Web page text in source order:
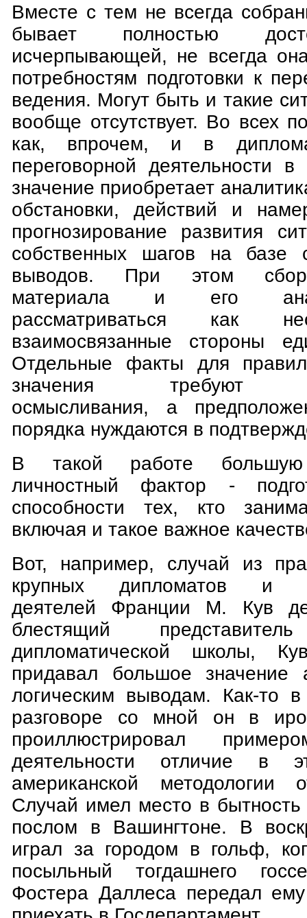
Вместе с тем не всегда
бывает полностью
исчерпывающей, не всегда
потребностям подготовки к
ведения. Могут быть и такие
вообще отсутствует. Во всех
как, впрочем, и в
переговорной деятельности
значение приобретает
обстановки, действий и
прогнозирование развития
собственных шагов на базе
выводов. При этом сбор
материала и его
рассматриваться как
взаимосвязанные стороны
Отдельные факты для
значения требуют
осмысливания, а
порядка нуждаются в
В такой работе
личностный фактор -
способности тех, кто
включая и такое важное
Вот, например, случай из
крупных дипломатов и
деятелей Франции М. Кув
блестящий
дипломатической школы,
придавал большое значение
логическим выводам. Как-то
разговоре со мной он в
проиллюстрировал
деятельности отличие в
американской методологии
Случай имел место в
послом в Вашингтоне. В
играл за городом в гольф,
посыльный тогдашнего
Фостера Даллеса передал